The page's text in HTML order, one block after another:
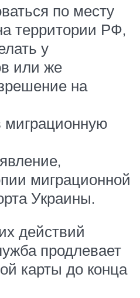
по месту
территории РФ,
у
или же
на
миграционную
миграционной
Украины.
действий
продлевает
карты до конца